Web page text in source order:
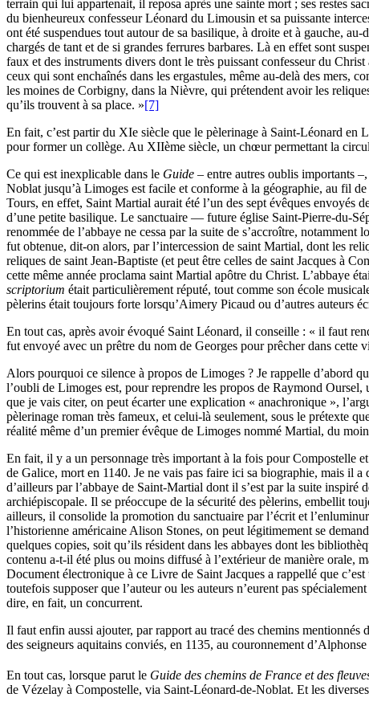
terrain qui lui appartenait, il reposa après une sainte mort ; ses restes
du bienheureux confesseur Léonard du Limousin et sa puissante
ont été suspendues tout autour de sa basilique, à droite et à gauche,
chargés de tant et de si grandes ferrures barbares. Là en effet sont
faux et des instruments divers dont le très puissant confesseur du
ceux qui sont enchaînés dans les ergastules, même au-delà des mers,
les moines de Corbigny, dans la Nièvre, qui prétendent avoir les
qu’ils trouvent à sa place. »[7]
En fait, c’est partir du XIe siècle que le pèlerinage à Saint-Léonard en
pour former un collège. Au XIIème siècle, un chœur permettant la
Ce qui est inexplicable dans le Guide – entre autres oublis importants
Noblat jusqu’à Limoges est facile et conforme à la géographie, au fil
Tours, en effet, Saint Martial aurait été l’un des sept évêques
d’une petite basilique. Le sanctuaire — future église Saint-Pierre-du-
renommée de l’abbaye ne cessa par la suite de s’accroître,
fut obtenue, dit-on alors, par l’intercession de saint Martial, dont les
reliques de saint Jean-Baptiste (et peut être celles de saint Jacques à
cette même année proclama saint Martial apôtre du Christ. L’abbaye
scriptorium était particulièrement réputé, tout comme son école
pèlerins était toujours forte lorsqu’Aimery Picaud ou d’autres auteurs
En tout cas, après avoir évoqué Saint Léonard, il conseille : « il faut
fut envoyé avec un prêtre du nom de Georges pour prêcher dans cette
Alors pourquoi ce silence à propos de Limoges ? Je rappelle d’abord
l’oubli de Limoges est, pour reprendre les propos de Raymond Oursel,
que je vais citer, on peut écarter une explication « anachronique »,
pèlerinage roman très fameux, et celui-là seulement, sous le prétexte
réalité même d’un premier évêque de Limoges nommé Martial, du
En fait, il y a un personnage très important à la fois pour Compostelle
de Galice, mort en 1140. Je ne vais pas faire ici sa biographie, mais il
d’ailleurs par l’abbaye de Saint-Martial dont il s’est par la suite
archiépiscopale. Il se préoccupe de la sécurité des pèlerins, embellit
ailleurs, il consolide la promotion du sanctuaire par l’écrit et
l’historienne américaine Alison Stones, on peut légitimement se
quelques copies, soit qu’ils résident dans les abbayes dont les
contenu a-t-il été plus ou moins diffusé à l’extérieur de manière orale,
Document électronique à ce Livre de Saint Jacques a rappellé que
toutefois supposer que l’auteur ou les auteurs n’eurent pas
dire, en fait, un concurrent.
Il faut enfin aussi ajouter, par rapport au tracé des chemins mentionnés
des seigneurs aquitains conviés, en 1135, au couronnement
En tout cas, lorsque parut le Guide des chemins de France et des
de Vézelay à Compostelle, via Saint-Léonard-de-Noblat. Et les